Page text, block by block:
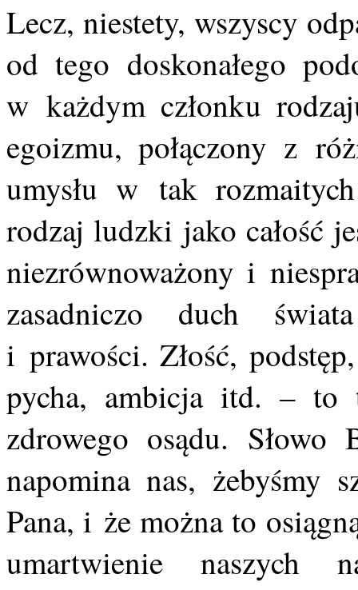
Lecz, niestety, wszyscy
od tego doskonałego
w każdym członku
egoizmu, połączony z
umysłu w tak
rodzaj ludzki jako całość
niezrównoważony i
zasadniczo duch
i prawości. Złość,
pycha, ambicja itd. – to
zdrowego osądu.
napomina nas, żebyśmy
Pana, i że można to
umartwienie naszych